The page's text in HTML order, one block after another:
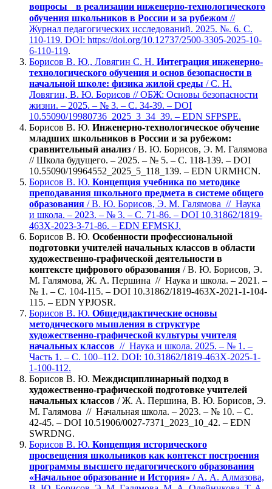
вопросы в реализации инженерно-технологического
обучения школьников в России и за рубежом //
Журнал педагогических исследований. 2025. №. 6. С.
110-119. DOI: https://doi.org/10.12737/2500-3305-2025-10-
6-110-119.
Борисов В. Ю., Ловягин С. Н. Интеграция инженерно-
технологического обучения и основ безопасности в
начальной школе: физика жилой среды / С. Н.
Ловягин, В. Ю. Борисов // ОБЖ: Основы безопасности
жизни. – 2025. – № 3. – С. 34-39. – DOI
10.55090/19980736_2025_3_34_39. – EDN SFPSPE.
Борисов В. Ю. Инженерно-технологическое обучение
младших школьников в России и за рубежом:
сравнительный анализ / В. Ю. Борисов, Э. М. Галямова
// Школа будущего. – 2025. – № 5. – С. 118-139. – DOI
10.55090/19964552_2025_5_118_139. – EDN URMHCN.
Борисов В. Ю. Концепция учебника по методике
преподавания школьного предмета в системе общего
образования / В. Ю. Борисов, Э. М. Галямова // Наука
и школа. – 2023. – № 3. – С. 71-86. – DOI 10.31862/1819-
463X-2023-3-71-86. – EDN EFMSKJ.
Борисов В. Ю. Особенности профессиональной
подготовки учителей начальных классов в области
художественно-графической деятельности в
контексте цифрового образования / В. Ю. Борисов, Э.
М. Галямова, Ж. А. Першина // Наука и школа. – 2021. –
№ 1. – С. 104-115. – DOI 10.31862/1819-463X-2021-1-104-
115. – EDN YPJOSR.
Борисов В. Ю. Общедидактические основы
методического мышления в структуре
художественно-графической культуры учителя
начальных классов // Наука и школа. 2025. – № 1. –
Часть 1. – С. 100–112. DOI: 10.31862/1819-463X-2025-1-
1-100-112.
Борисов В. Ю. Междисциплинарный подход в
художественно-графической подготовке учителей
начальных классов / Ж. А. Першина, В. Ю. Борисов, Э.
М. Галямова // Начальная школа. – 2023. – № 10. – С.
42-45. – DOI 10.51906/0027-7371_2023_10_42. – EDN
SWRDNG.
Борисов В. Ю. Концепция исторического
просвещения школьников как контекст построения
программы высшего педагогического образования
«Начальное образование и История» / А. А. Алмазова,